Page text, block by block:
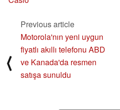
⟨
Previous article
Motorola'nın yeni uygun
fiyatlı akıllı telefonu ABD
ve Kanada'da resmen
satışa sunuldu